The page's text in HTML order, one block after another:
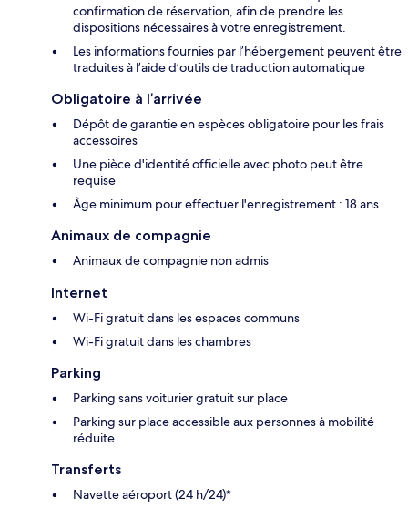
confirmation de réservation, afin de prendre les
dispositions nécessaires à votre enregistrement.
Les informations fournies par l’hébergement peuvent être
traduites à l’aide d’outils de traduction automatique
Obligatoire à l’arrivée
Dépôt de garantie en espèces obligatoire pour les frais
accessoires
Une pièce d'identité officielle avec photo peut être
requise
Âge minimum pour effectuer l'enregistrement : 18 ans
Animaux de compagnie
Animaux de compagnie non admis
Internet
Wi-Fi gratuit dans les espaces communs
Wi-Fi gratuit dans les chambres
Parking
Parking sans voiturier gratuit sur place
Parking sur place accessible aux personnes à mobilité
réduite
Transferts
Navette aéroport (24 h/24)*